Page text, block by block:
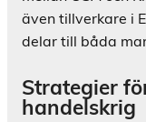
även tillverkare i
delar till båda
Strategier
handelskrig